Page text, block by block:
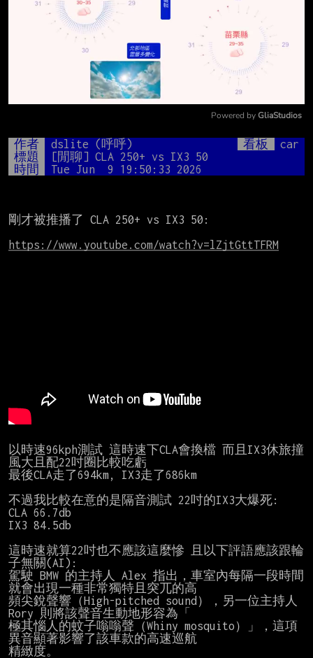
Mute
Powered by GliaStudios
作者 dslite (呼呼) 看板
car
標題
[閒聊] CLA 250+ vs IX3 50
時間
Tue Jun  9 19:50:33 2026
剛才被推播了 CLA 250+ vs IX3 50:
https://www.youtube.com/watch?v=lZjtGttTFRM
以時速96kph測試 這時速下CLA會換檔 而且IX3休旅撞
風大且配22吋圈比較吃虧
最後CLA走了694km, IX3走了686km
不過我比較在意的是隔音測試 22吋的IX3大爆死:
CLA 66.7db
IX3 84.5db
這時速就算22吋也不應該這麼慘 且以下評語應該跟輪
子無關(AI):
駕駛 BMW 的主持人 Alex 指出，車室內每隔一段時間
就會出現一種非常獨特且突兀的高
頻尖銳聲響（High-pitched sound），另一位主持人
Rory 則將該聲音生動地形容為「
極其惱人的蚊子嗡嗡聲（Whiny mosquito）」，這項
異音顯著影響了該車款的高速巡航
精緻度。